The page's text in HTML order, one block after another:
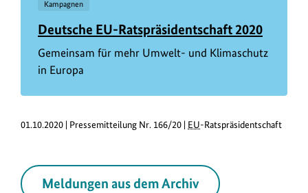
Kampagnen
Deutsche EU-Ratspräsidentschaft 2020
Gemeinsam für mehr Umwelt- und Klimaschutz
in Europa
01.10.2020 | Pressemitteilung Nr. 166/20 | EU-Ratspräsidentschaft
Meldungen aus dem Archiv